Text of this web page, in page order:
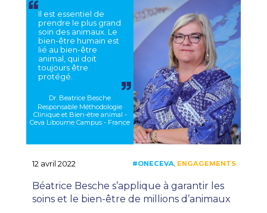
Il est essentiel de
prendre le plus grand
soin des animaux. Le
bien-être humain est
lié au bien-être
animal, qui doit
toujours être
protégé.
Dr. Beatrice Besche
Responsable Méthodologie
Clinique et Bien-être animal -
Ceva Libourne Campus - France
12 avril 2022
Béatrice Besche s’applique à garantir les
soins et le bien-être de millions d’animaux